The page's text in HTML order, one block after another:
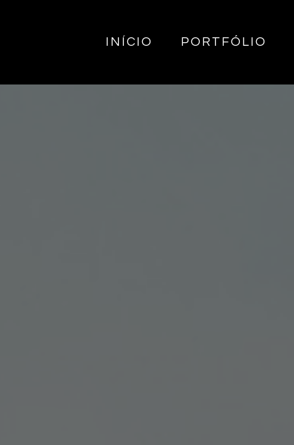
INÍCIO PORTFÓLIO